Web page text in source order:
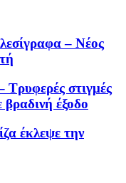
– Νέος
στιγμές
έξοδο
έκλεψε την